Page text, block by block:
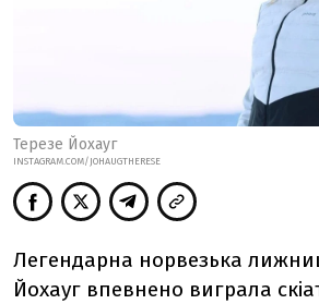
Терезе Йохауг
INSTAGRAM.COM/JOHAUGTHERESE
Легендарна норвезька
Йохауг впевнено виграла